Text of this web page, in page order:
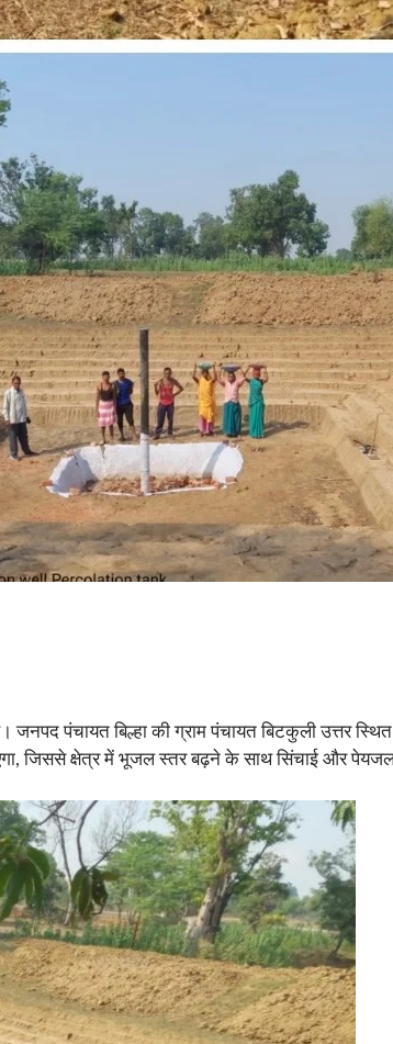
पंचायत बिल्हा की ग्राम पंचायत बिटकुली उत्तर
जिससे क्षेत्र में भूजल स्तर बढ़ने के साथ सिंचाई और